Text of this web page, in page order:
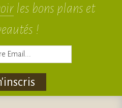
les bons plans et
!